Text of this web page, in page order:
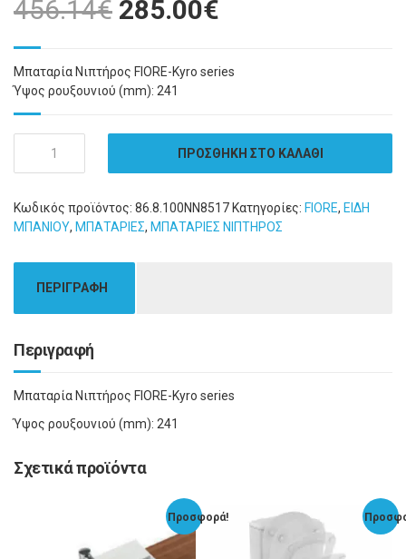
456.14€ 285.00€
Μπαταρία Νιπτήρος FIORE-Kyro series
Ύψος ρουξουνιού (mm): 241
ΠΡΟΣΘΗΚΗ ΣΤΟ ΚΑΛΑΘΙ
Κωδικός προϊόντος: 86.8.100NN8517 Κατηγορίες: FIORE, ΕΙΔΗ
ΜΠΑΝΙΟΥ, ΜΠΑΤΑΡΙΕΣ, ΜΠΑΤΑΡΙΕΣ ΝΙΠΤΗΡΟΣ
ΠΕΡΙΓΡΑΦΗ
Περιγραφή
Μπαταρία Νιπτήρος FIORE-Kyro series
Ύψος ρουξουνιού (mm): 241
Σχετικά προϊόντα
Προσφορά!